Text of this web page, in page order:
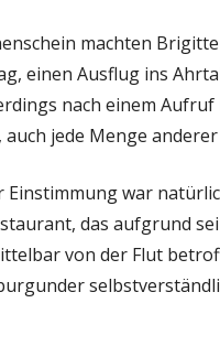
machten
einen Ausflug ins
nach einem
, auch jede Menge
Einstimmung war
das aufgrund
von der Flut